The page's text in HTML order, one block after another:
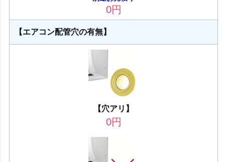
0円
【エアコン配管穴の有無】
【穴アリ】
0円